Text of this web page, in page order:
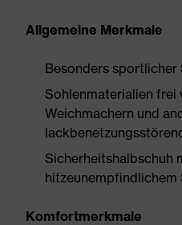
Allgemeine Merkmale
Besonders sportlicher
Sohlenmaterialien frei
Weichmachern und
Sicherheitshalbschuh
hitzeunempfindlichem
Komfortmerkmale